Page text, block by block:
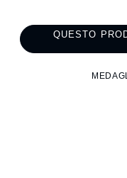
QUESTO